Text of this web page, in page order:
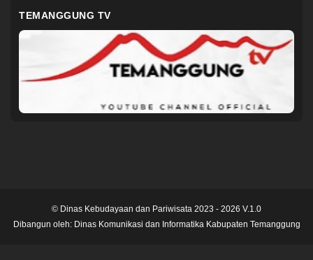
TEMANGGUNG TV
© Dinas Kebudayaan dan Pariwisata 2023 - 2026 V.1.0
Dibangun oleh: Dinas Komunikasi dan Informatika Kabupaten Temanggung